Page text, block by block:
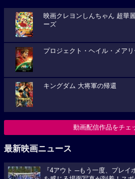
映画クレヨンしんちゃん 超華
ーズ
プロジェクト・ヘイル・メアリ
キングダム 大将軍の帰還
動画配信作品をチェ
最新映画ニュース
『4アウト ─もう一度、プレイ